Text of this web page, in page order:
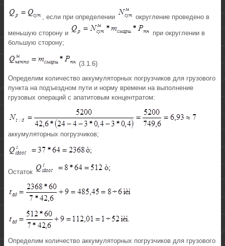
, если при определении округление проведено в
меньшую сторону и
при округлении в
большую сторону;
(3.1.6)
Определим количество аккумуляторных погрузчиков для грузового
пункта на подъездном пути и норму времени на выполнение
грузовых операций с апатитовым концентратом:
аккумуляторных погрузчиков;
Остаток
Определим количество аккумуляторных погрузчиков для грузового